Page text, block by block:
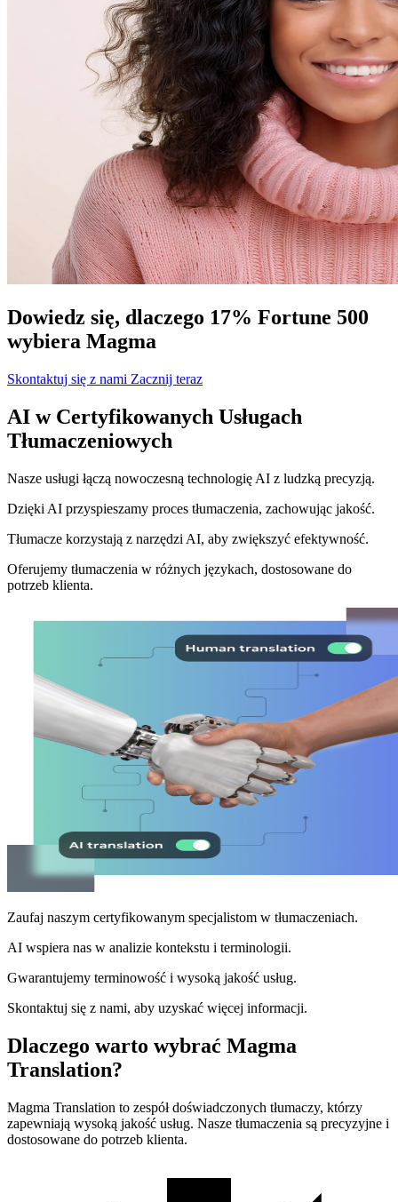
Dowiedz się, dlaczego 17% Fortune 500
wybiera Magma
Skontaktuj się z nami Zacznij teraz
AI w Certyfikowanych Usługach
Tłumaczeniowych
Nasze usługi łączą nowoczesną technologię AI z ludzką precyzją.
Dzięki AI przyspieszamy proces tłumaczenia, zachowując jakość.
Tłumacze korzystają z narzędzi AI, aby zwiększyć efektywność.
Oferujemy tłumaczenia w różnych językach, dostosowane do
potrzeb klienta.
Zaufaj naszym certyfikowanym specjalistom w tłumaczeniach.
AI wspiera nas w analizie kontekstu i terminologii.
Gwarantujemy terminowość i wysoką jakość usług.
Skontaktuj się z nami, aby uzyskać więcej informacji.
Dlaczego warto wybrać Magma
Translation?
Magma Translation to zespół doświadczonych tłumaczy, którzy
zapewniają wysoką jakość usług. Nasze tłumaczenia są precyzyjne i
dostosowane do potrzeb klienta.